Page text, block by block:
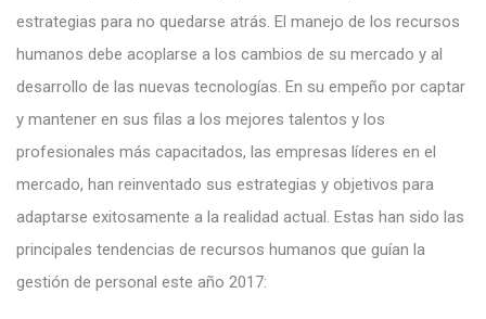
estrategias para no quedarse atrás. El manejo de los recursos
humanos debe acoplarse a los cambios de su mercado y al
desarrollo de las nuevas tecnologías. En su empeño por captar
y mantener en sus filas a los mejores talentos y los
profesionales más capacitados, las empresas líderes en el
mercado, han reinventado sus estrategias y objetivos para
adaptarse exitosamente a la realidad actual. Estas han sido las
principales tendencias de recursos humanos que guían la
gestión de personal este año 2017: